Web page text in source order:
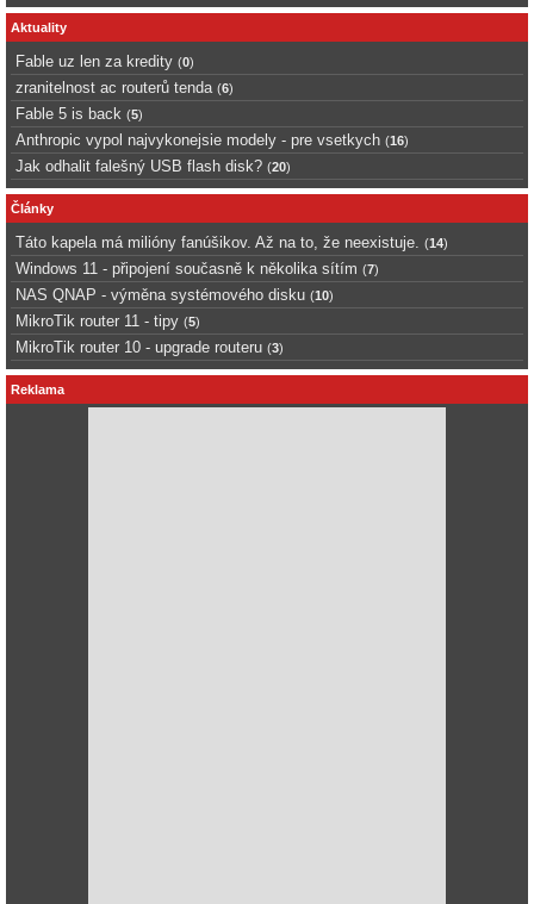
Aktuality
Fable uz len za kredity (0)
zranitelnost ac routerů tenda (6)
Fable 5 is back (5)
Anthropic vypol najvykonejsie modely - pre vsetkych (16)
Jak odhalit falešný USB flash disk? (20)
Články
Táto kapela má milióny fanúšikov. Až na to, že neexistuje. (14)
Windows 11 - připojení současně k několika sítím (7)
NAS QNAP - výměna systémového disku (10)
MikroTik router 11 - tipy (5)
MikroTik router 10 - upgrade routeru (3)
Reklama